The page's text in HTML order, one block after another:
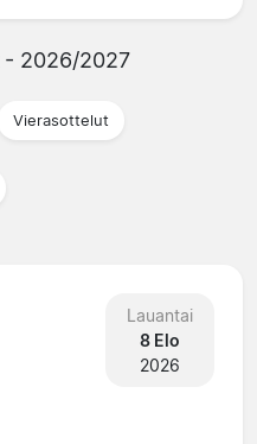
- 2026/2027
Vierasottelut
Lauantai
8 Elo
2026